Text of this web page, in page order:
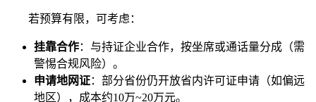
若预算有限，可考虑：
挂靠合作：与持证企业合作，按坐席或通话量分成（需
警惕合规风险）。
申请地网证：部分省份仍开放省内许可证申请（如偏远
地区），成本约10万~20万元。